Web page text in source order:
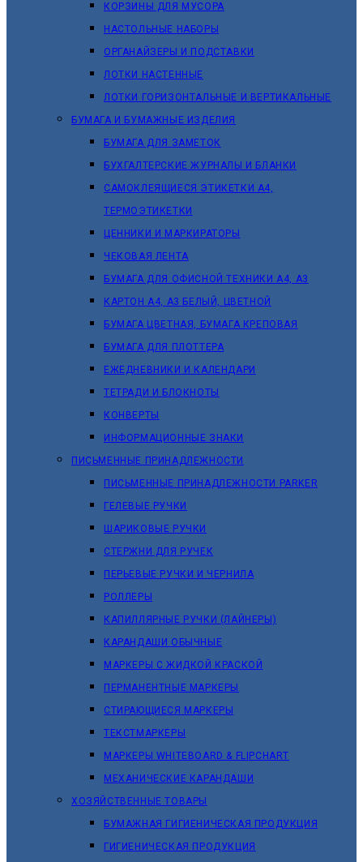
КОРЗИНЫ ДЛЯ МУСОРА
НАСТОЛЬНЫЕ НАБОРЫ
ОРГАНАЙЗЕРЫ И ПОДСТАВКИ
ЛОТКИ НАСТЕННЫЕ
ЛОТКИ ГОРИЗОНТАЛЬНЫЕ И ВЕРТИКАЛЬНЫЕ
БУМАГА И БУМАЖНЫЕ ИЗДЕЛИЯ
БУМАГА ДЛЯ ЗАМЕТОК
БУХГАЛТЕРСКИЕ ЖУРНАЛЫ И БЛАНКИ
САМОКЛЕЯЩИЕСЯ ЭТИКЕТКИ А4,
ТЕРМОЭТИКЕТКИ
ЦЕННИКИ И МАРКИРАТОРЫ
ЧЕКОВАЯ ЛЕНТА
БУМАГА ДЛЯ ОФИСНОЙ ТЕХНИКИ А4, А3
КАРТОН А4, А3 БЕЛЫЙ, ЦВЕТНОЙ
БУМАГА ЦВЕТНАЯ, БУМАГА КРЕПОВАЯ
БУМАГА ДЛЯ ПЛОТТЕРА
ЕЖЕДНЕВНИКИ И КАЛЕНДАРИ
ТЕТРАДИ И БЛОКНОТЫ
КОНВЕРТЫ
ИНФОРМАЦИОННЫЕ ЗНАКИ
ПИСЬМЕННЫЕ ПРИНАДЛЕЖНОСТИ
ПИСЬМЕННЫЕ ПРИНАДЛЕЖНОСТИ PARKER
ГЕЛЕВЫЕ РУЧКИ
ШАРИКОВЫЕ РУЧКИ
СТЕРЖНИ ДЛЯ РУЧЕК
ПЕРЬЕВЫЕ РУЧКИ И ЧЕРНИЛА
РОЛЛЕРЫ
КАПИЛЛЯРНЫЕ РУЧКИ (ЛАЙНЕРЫ)
КАРАНДАШИ ОБЫЧНЫЕ
МАРКЕРЫ C ЖИДКОЙ КРАСКОЙ
ПЕРМАНЕНТНЫЕ МАРКЕРЫ
СТИРАЮЩИЕСЯ МАРКЕРЫ
ТЕКСТМАРКЕРЫ
МАРКЕРЫ WHITEBOARD & FLIPCHART
МЕХАНИЧЕСКИЕ КАРАНДАШИ
ХОЗЯЙСТВЕННЫЕ ТОВАРЫ
БУМАЖНАЯ ГИГИЕНИЧЕСКАЯ ПРОДУКЦИЯ
ГИГИЕНИЧЕСКАЯ ПРОДУКЦИЯ